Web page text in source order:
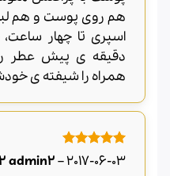
هم روی پوست و هم
اسپری تا چهار
دقیقه ی پیش عطر
همراه را شیفته ی
امتیاز 5از
5
admin2–2017-06-03